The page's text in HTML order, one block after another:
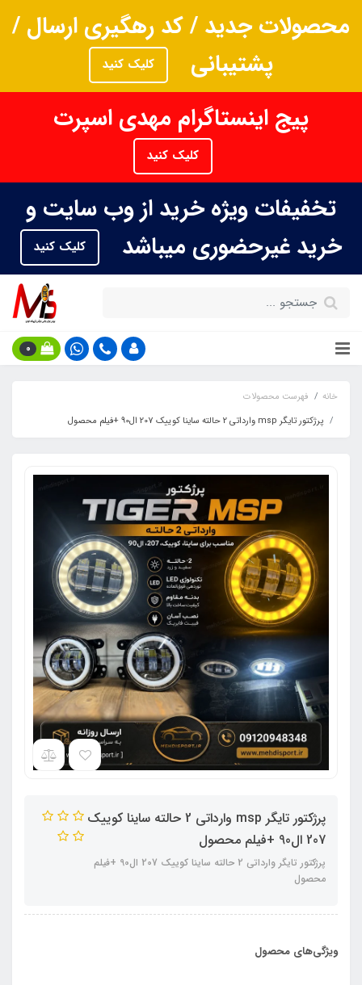
محصولات جدید / کد رهگیری ارسال /
پشتیبانی
کلیک کنید
پیج اینستاگرام مهدی اسپرت
کلیک کنید
تخفیفات ویژه خرید از وب سایت و
خرید غیرحضوری میباشد
کلیک کنید
0
خانه
فهرست محصولات
پرژکتور تایگر msp وارداتی 2 حالته ساینا کوییک 207 ال90 +فیلم محصول
پرژکتور تایگر msp وارداتی 2 حالته ساینا کوییک
207 ال90 +فیلم محصول
پرژکتور تایگر وارداتی 2 حالته ساینا کوییک 207 ال90 +فیلم
محصول
ویژگی‌های محصول